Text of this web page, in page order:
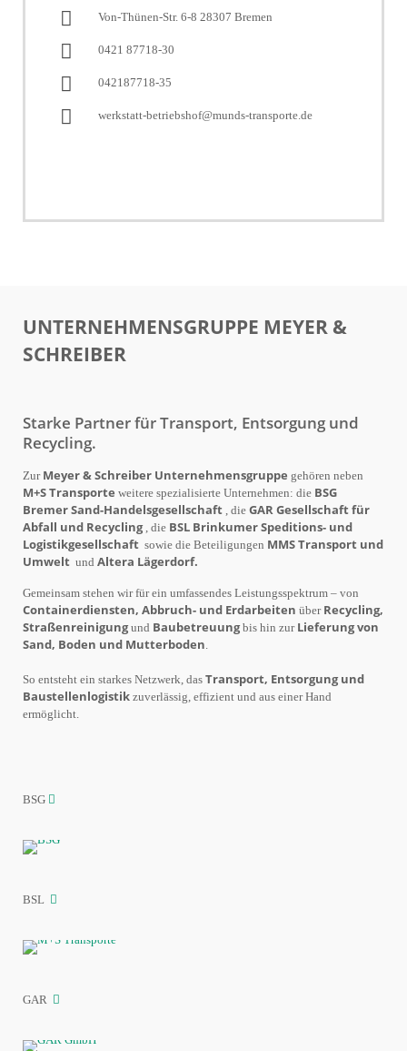
Von-Thünen-Str. 6-8 28307 Bremen
0421 87718-30
042187718-35
werkstatt-betriebshof@munds-transporte.de
UNTERNEHMENSGRUPPE MEYER &
SCHREIBER
Starke Partner für Transport, Entsorgung und
Recycling.
Zur Meyer & Schreiber Unternehmensgruppe gehören neben
M+S Transporte weitere spezialisierte Unternehmen: die BSG
Bremer Sand-Handelsgesellschaft , die GAR Gesellschaft für
Abfall und Recycling , die BSL Brinkumer Speditions- und
Logistikgesellschaft sowie die Beteiligungen MMS Transport und
Umwelt und Altera Lägerdorf.
Gemeinsam stehen wir für ein umfassendes Leistungsspektrum – von
Containerdiensten, Abbruch- und Erdarbeiten über Recycling,
Straßenreinigungund Baubetreuungbis hin zur Lieferung von
Sand, Boden und Mutterboden.
So entsteht ein starkes Netzwerk, das Transport, Entsorgung und
Baustellenlogistik zuverlässig, effizient und aus einer Hand
ermöglicht.
BSG
BSL
GAR